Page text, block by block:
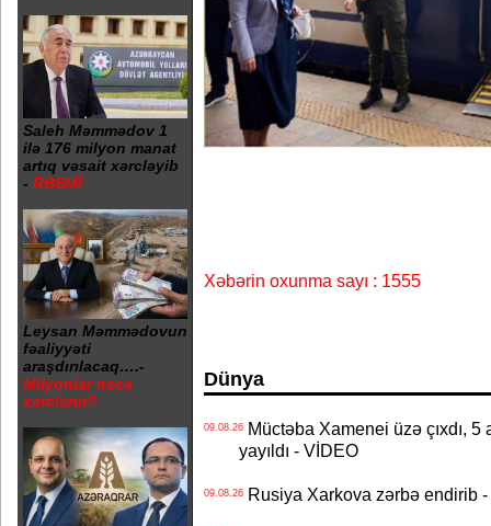
Saleh Məmmədov 1
ilə 176 milyon manat
artıq vəsait xərcləyib
- RƏSMİ
Leysan Məmmədovun
fəaliyyəti
araşdırılacaq….-
Milyonlar necə
xərclənir?
Xəbərin oxunma sayı : 1555
Dünya
09.08.26Müctəba Xamenei üzə çıxdı, 5
yayıldı - VİDEO
09.08.26Rusiya Xarkova zərbə endirib